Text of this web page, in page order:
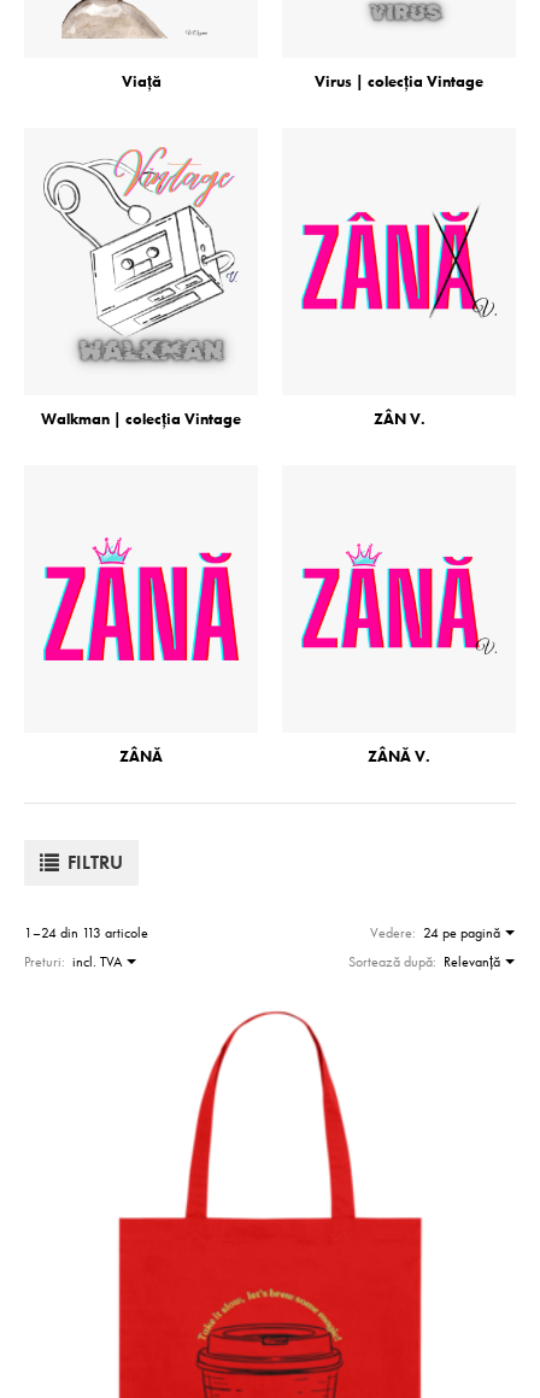
Viaţă Virus | colecţia Vintage
Walkman | colecţia Vintage ZÂN V.
ZÂNĂ ZÂNĂ V.
FILTRU
1–24 din 113 articole Vedere: 24 pe pagină
Preturi: incl. TVA Sortează după: Relevanţă